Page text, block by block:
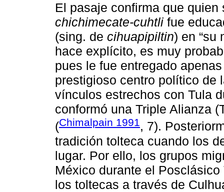
El pasaje confirma que
chichimecate-cuhtli fue
(sing. de cihuapipiltin) en “su
hace explícito, es muy
pues le fue entregado
prestigioso centro político de
vínculos estrechos con Tula
conformó una Triple Alianza
(Chimalpain 1991, 7).
tradición tolteca cuando los
lugar. Por ello, los grupos
México durante el
los toltecas a través de